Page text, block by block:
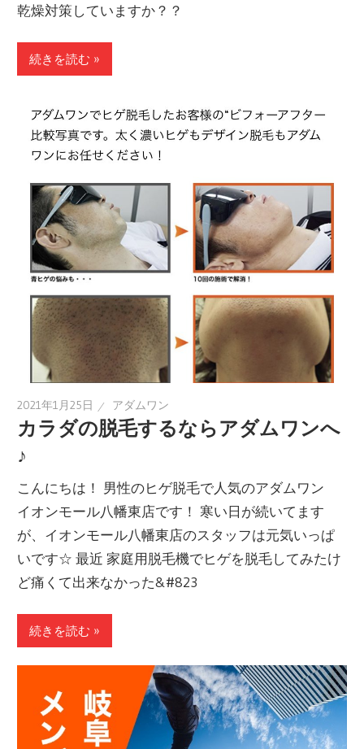
乾燥対策していますか？？
続きを読む »
2021年1月25日 アダムワン
カラダの脱毛するならアダムワンへ
♪
こんにちは！ 男性のヒゲ脱毛で人気のアダムワン
イオンモール八幡東店です！ 寒い日が続いてます
が、イオンモール八幡東店のスタッフは元気いっぱ
いです☆ 最近 家庭用脱毛機でヒゲを脱毛してみたけ
ど痛くて出来なかった&#823
続きを読む »